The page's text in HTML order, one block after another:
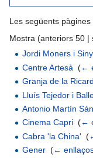
Les següents
Mostra (anteriors 50 |
Jordi Moners i
Centre Artesà ‎(←
Granja de la
Lluís Tejedor i
Antonio Martín
Cinema Capri ‎(←
Cabra 'la China' ‎(
Gener ‎(←